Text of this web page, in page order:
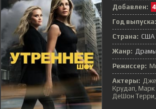
Добавлен:
Год выпуска:
Страна: США
Жанр: Драмы
Режиссер:
Актеры:
Крудап,
ДеШон